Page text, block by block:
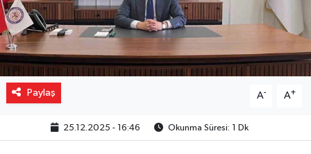
Paylaş A- A+
25.12.2025 - 16:46 Okunma Süresi: 1 Dk
Turizm